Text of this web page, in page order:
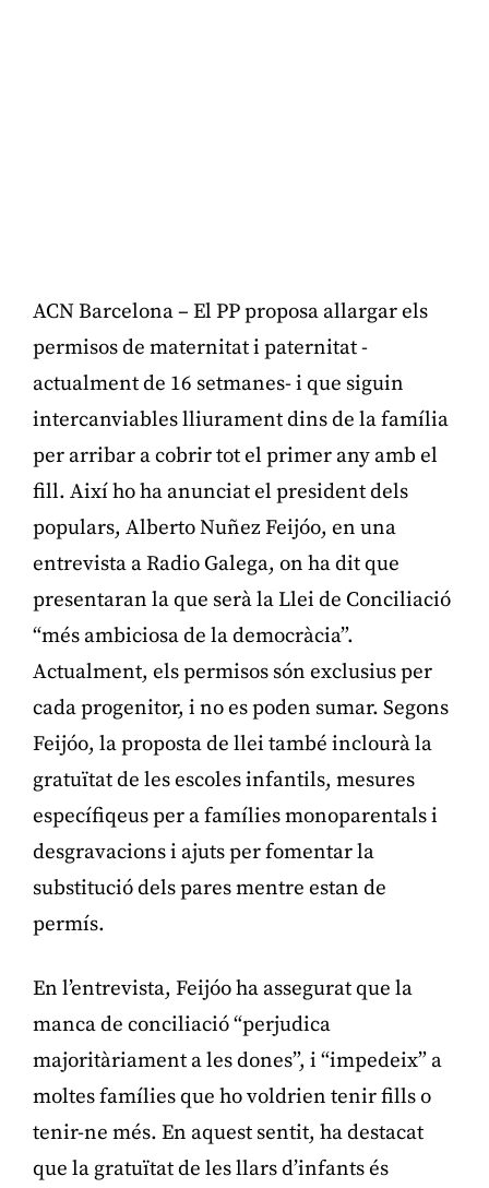
ACN Barcelona – El PP proposa allargar els
permisos de maternitat i paternitat -
actualment de 16 setmanes- i que siguin
intercanviables lliurament dins de la família
per arribar a cobrir tot el primer any amb el
fill. Així ho ha anunciat el president dels
populars, Alberto Nuñez Feijóo, en una
entrevista a Radio Galega, on ha dit que
presentaran la que serà la Llei de Conciliació
“més ambiciosa de la democràcia”.
Actualment, els permisos són exclusius per
cada progenitor, i no es poden sumar. Segons
Feijóo, la proposta de llei també inclourà la
gratuïtat de les escoles infantils, mesures
específiqeus per a famílies monoparentals i
desgravacions i ajuts per fomentar la
substitució dels pares mentre estan de
permís.
En l’entrevista, Feijóo ha assegurat que la
manca de conciliació “perjudica
majoritàriament a les dones”, i “impedeix” a
moltes famílies que ho voldrien tenir fills o
tenir-ne més. En aquest sentit, ha destacat
que la gratuïtat de les llars d’infants és